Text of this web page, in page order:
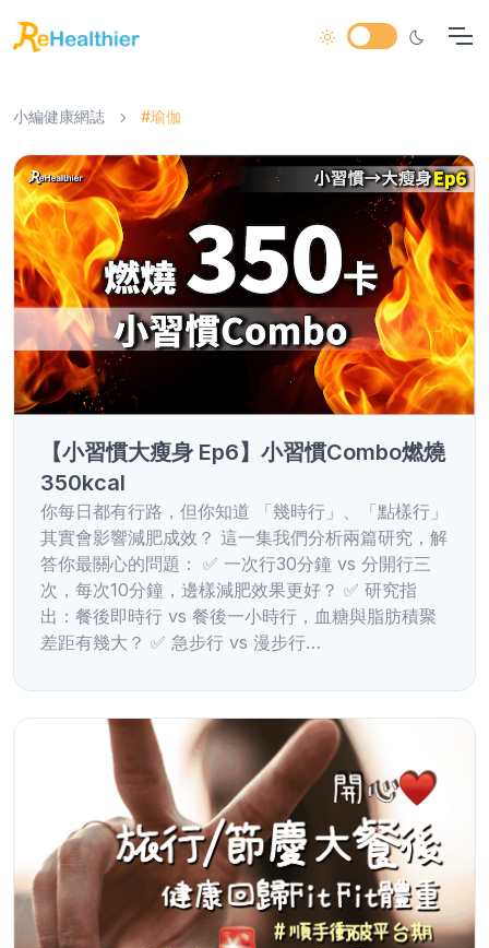
小編健康網誌 #瑜伽
【小習慣大瘦身 Ep6】小習慣Combo燃燒
350kcal
你每日都有行路，但你知道 「幾時行」、「點樣行」
其實會影響減肥成效？ 這一集我們分析兩篇研究，解
答你最關心的問題： ✅ 一次行30分鐘 vs 分開行三
次，每次10分鐘，邊樣減肥效果更好？ ✅ 研究指
出：餐後即時行 vs 餐後一小時行，血糖與脂肪積聚
差距有幾大？ ✅ 急步行 vs 漫步行…